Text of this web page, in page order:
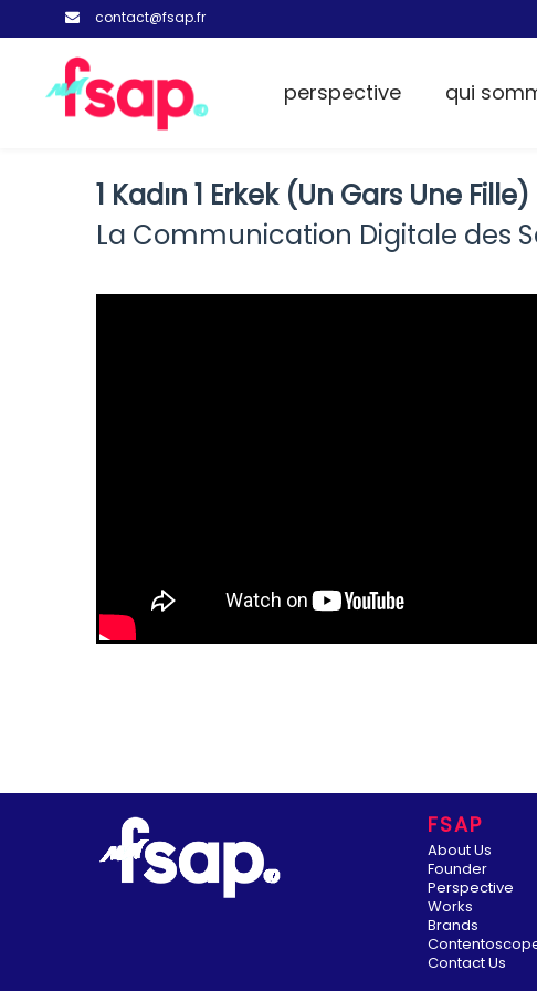
contact@fsap.fr
perspective qui
1 Kadın 1 Erkek (Un Gars Une Fille)
La Communication Digitale des
FSAP
About Us
Founder
Perspective
Works
Brands
Contact Us